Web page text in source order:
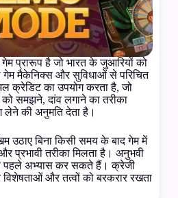
प्रारूप है जो भारत के जुआरियों को
मैकेनिक्स और सुविधाओं से परिचित
क्रेडिट का उपयोग करता है, जो
समझने, दांव लगाने का तरीका
की अनुमति देता है।
उठाए बिना किसी समय के बाद गेम में
प्रभावी तरीका मिलता है। अनुभवी
पहले अभ्यास कर सकते हैं। क्रेजी
और तत्वों को बरकरार रखता